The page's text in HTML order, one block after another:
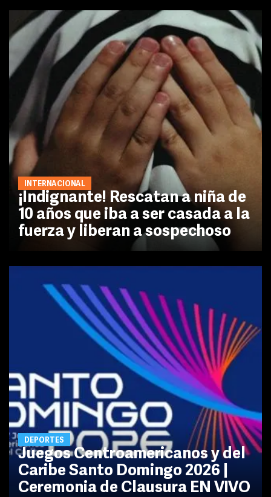
INTERNACIONAL
¡Indignante! Rescatan a niña de
10 años que iba a ser casada a la
fuerza y liberan a sospechoso
DEPORTES
Juegos Centroamericanos y del
Caribe Santo Domingo 2026 |
Ceremonia de Clausura EN VIVO